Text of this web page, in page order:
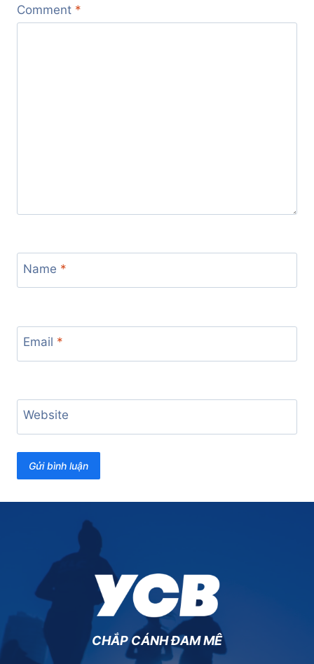
Comment *
Name *
Email *
Website
CHẮP CÁNH ĐAM MÊ